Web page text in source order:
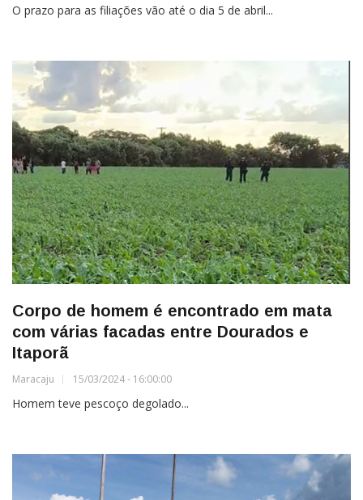
O prazo para as filiações vão até o dia 5 de abril...
Corpo de homem é encontrado em mata
com várias facadas entre Dourados e
Itaporã
Maracaju 15/03/2024 - 16:00:00
Homem teve pescoço degolado...